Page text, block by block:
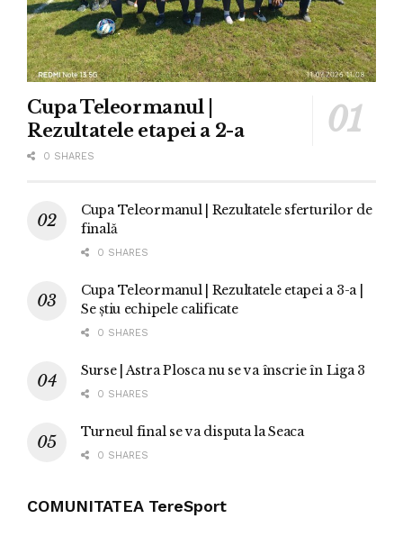
Cupa Teleormanul |
Rezultatele etapei a 2-a
0 SHARES
Cupa Teleormanul | Rezultatele sferturilor de
finală
0 SHARES
Cupa Teleormanul | Rezultatele etapei a 3-a |
Se știu echipele calificate
0 SHARES
Surse | Astra Plosca nu se va înscrie în Liga 3
0 SHARES
Turneul final se va disputa la Seaca
0 SHARES
COMUNITATEA TereSport